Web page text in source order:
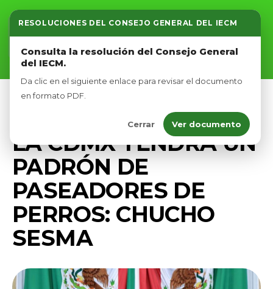
RESOLUCIONES DEL CONSEJO GENERAL DEL IECM
Consulta la resolución del Consejo General
del IECM.
Da clic en el siguiente enlace para revisar el documento
en formato PDF.
Cerrar Ver documento
Inicio
Nosotros
Afíliate
PRENSA
LA CDMX TENDRÁ UN
PADRÓN DE
PASEADORES DE
PERROS: CHUCHO
SESMA